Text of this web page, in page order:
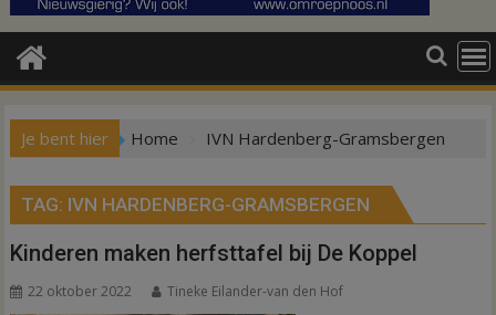
Je bent hier Home IVN Hardenberg-Gramsbergen
TAG: IVN HARDENBERG-GRAMSBERGEN
Kinderen maken herfsttafel bij De Koppel
22 oktober 2022 Tineke Eilander-van den Hof